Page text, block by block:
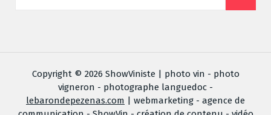
Copyright © 2026 ShowViniste | photo vin - photo
vigneron - photographe languedoc -
lebarondepezenas.com | webmarketing - agence de